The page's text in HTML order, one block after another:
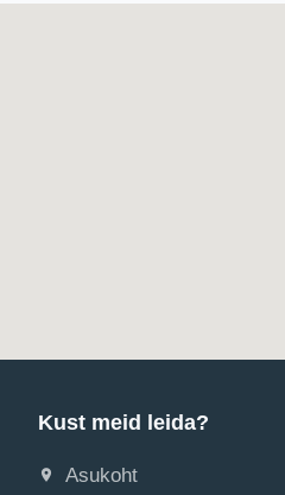
Kust meid leida?
Asukoht